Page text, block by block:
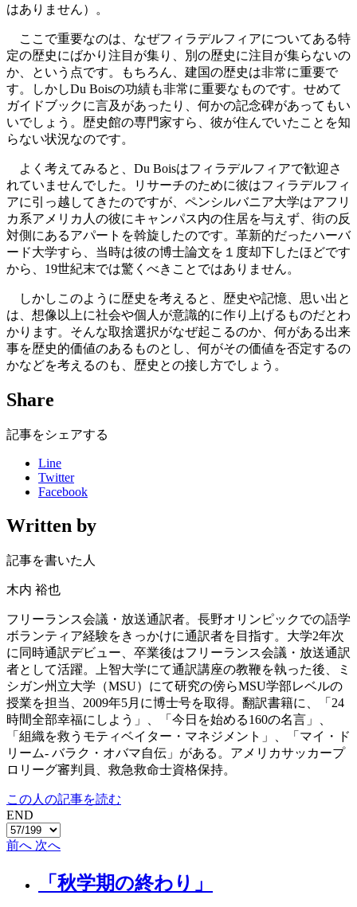
はありません）。
ここで重要なのは、なぜフィラデルフィアについてある特
定の歴史にばかり注目が集り、別の歴史に注目が集らないの
か、という点です。もちろん、建国の歴史は非常に重要で
す。しかしDu Boisの功績も非常に重要なものです。せめて
ガイドブックに言及があったり、何かの記念碑があってもい
いでしょう。歴史館の専門家すら、彼が住んでいたことを知
らない状況なのです。
よく考えてみると、Du Boisはフィラデルフィアで歓迎さ
れていませんでした。リサーチのために彼はフィラデルフィ
アに引っ越してきたのですが、ペンシルバニア大学はアフリ
カ系アメリカ人の彼にキャンパス内の住居を与えず、街の反
対側にあるアパートを斡旋したのです。革新的だったハーバ
ード大学すら、当時は彼の博士論文を１度却下したほどです
から、19世紀末では驚くべきことではありません。
しかしこのように歴史を考えると、歴史や記憶、思い出と
は、想像以上に社会や個人が意識的に作り上げるものだとわ
かります。そんな取捨選択がなぜ起こるのか、何がある出来
事を歴史的価値のあるものとし、何がその価値を否定するの
かなどを考えるのも、歴史との接し方でしょう。
Share
記事をシェアする
Line
Twitter
Facebook
Written by
記事を書いた人
木内 裕也
フリーランス会議・放送通訳者。長野オリンピックでの語学
ボランティア経験をきっかけに通訳者を目指す。大学2年次
に同時通訳デビュー、卒業後はフリーランス会議・放送通訳
者として活躍。上智大学にて通訳講座の教鞭を執った後、ミ
シガン州立大学（MSU）にて研究の傍らMSU学部レベルの
授業を担当、2009年5月に博士号を取得。翻訳書籍に、「24
時間全部幸福にしよう」、「今日を始める160の名言」、
「組織を救うモティベイター・マネジメント」、「マイ・ド
リーム- バラク・オバマ自伝」がある。アメリカサッカープ
ロリーグ審判員、救急救命士資格保持。
この人の記事を読む
END
前へ 次へ
「秋学期の終わり」